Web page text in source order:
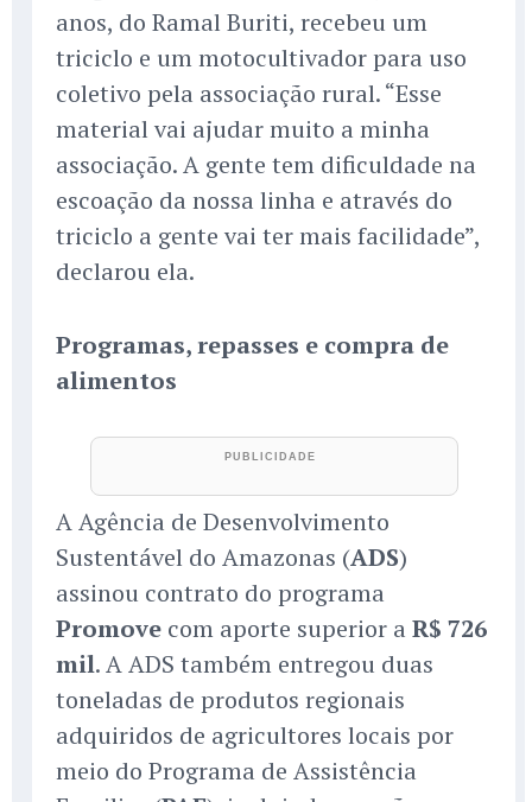
anos, do Ramal Buriti, recebeu um
triciclo e um motocultivador para uso
coletivo pela associação rural. “Esse
material vai ajudar muito a minha
associação. A gente tem dificuldade na
escoação da nossa linha e através do
triciclo a gente vai ter mais facilidade”,
declarou ela.
Programas, repasses e compra de
alimentos
A Agência de Desenvolvimento
Sustentável do Amazonas (ADS)
assinou contrato do programa
Promove com aporte superior a R$ 726
mil. A ADS também entregou duas
toneladas de produtos regionais
adquiridos de agricultores locais por
meio do Programa de Assistência